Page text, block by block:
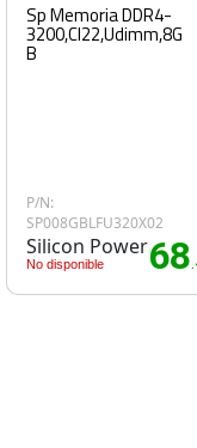
Sp Memoria DDR4-
3200,Cl22,Udimm,8G
B
P/N:
SP008GBLFU320X02
Silicon Power
No disponible 68